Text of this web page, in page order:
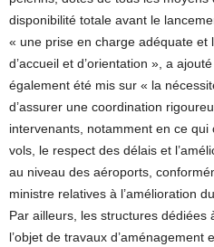
disponibilité totale avant le
« une prise en charge adéquate et
d’accueil et d’orientation », a
également été mis sur « la
d’assurer une coordination
intervenants, notamment en ce qui
vols, le respect des délais et
au niveau des aéroports,
ministre relatives à l’amélioration
Par ailleurs, les structures dédiées
l’objet de travaux d’aménagement